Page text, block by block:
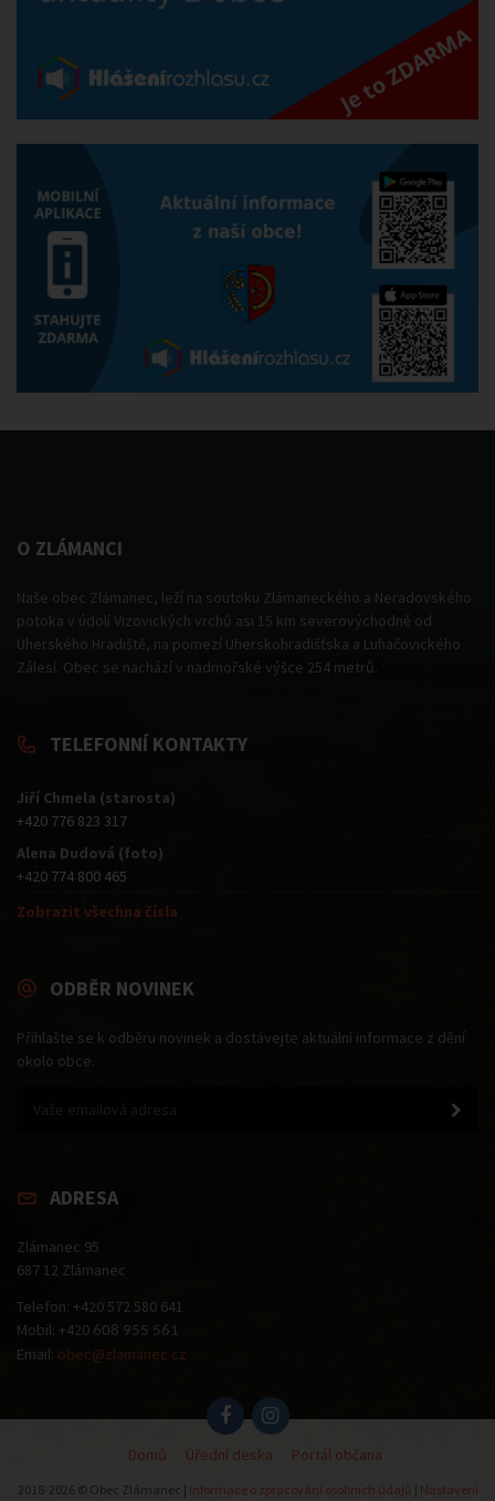
O ZLÁMANCI
Naše obec Zlámanec, leží na soutoku Zlámaneckého a Neradovského
potoka v údolí Vizovických vrchů asi 15 km severovýchodně od
Uherského Hradiště, na pomezí Uherskohradišťska a Luhačovického
Zálesí. Obec se nachází v nadmořské výšce 254 metrů.
TELEFONNÍ KONTAKTY
Jiří Chmela (starosta)
+420 776 823 317
Alena Dudová (foto)
+420 774 800 465
Zobrazit všechna čísla
ODBĚR NOVINEK
Přihlašte se k odběru novinek a dostávejte aktuální informace z dění
okolo obce.
ADRESA
Zlámanec 95
687 12 Zlámanec
Telefon: +420 572 580 641
Mobil: +420 608 955 561
Email: obec@zlamanec.cz
Domů Úřední deska Portál občana
2018-2026 © Obec Zlámanec | Informace o zpracování osobních údajů | Nastavení